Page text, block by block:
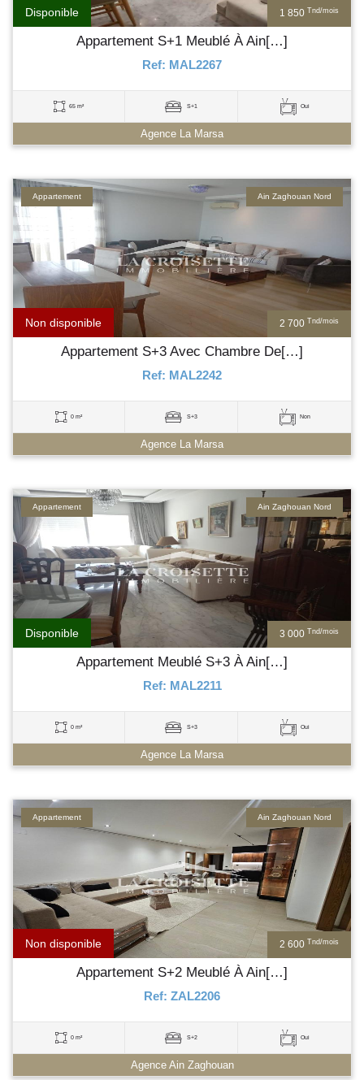
1 850 Tnd/mois
Disponible
Appartement S+1 Meublé À Ain[…]
Ref: MAL2267
65 m² S+1 Oui
Agence La Marsa
2 700 Tnd/mois
Non disponible
Ain Zaghouan Nord
Appartement
Appartement S+3 Avec Chambre De[…]
Ref: MAL2242
0 m² S+3 Non
Agence La Marsa
3 000 Tnd/mois
Disponible
Ain Zaghouan Nord
Appartement
Appartement Meublé S+3 À Ain[…]
Ref: MAL2211
0 m² S+3 Oui
Agence La Marsa
2 600 Tnd/mois
Non disponible
Ain Zaghouan Nord
Appartement
Appartement S+2 Meublé À Ain[…]
Ref: ZAL2206
0 m² S+2 Oui
Agence Ain Zaghouan